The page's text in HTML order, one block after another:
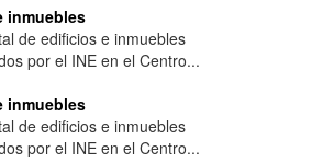
inmuebles
de edificios e inmuebles
por el INE en el Centro...
inmuebles
de edificios e inmuebles
por el INE en el Centro...